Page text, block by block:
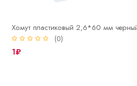
Хомут пластиковый 2,6*60 мм черный
(0)
1₽